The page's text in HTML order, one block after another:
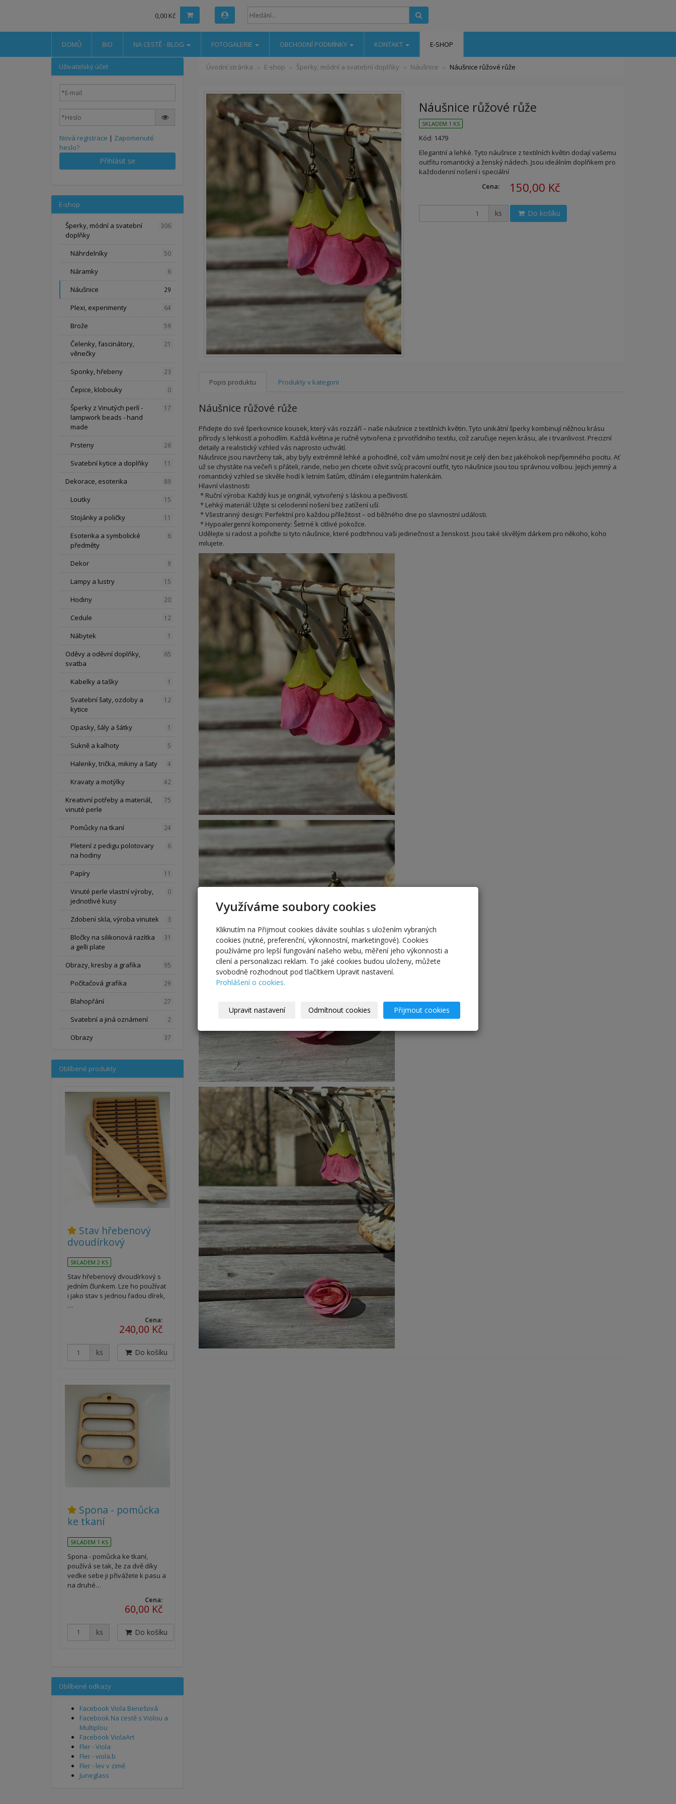
0,00 Kč
DOMŮ BIO NA CESTĚ - BLOG FOTOGALERIE OBCHODNÍ PODMÍNKY KONTAKT E-SHOP
Úvodní stránka E-shop Šperky, módní a svatební doplňky Náušnice Náušnice růžové růže
Náušnice růžové růže
SKLADEM 1 KS
Kód: 1479
Elegantní a lehké. Tyto náušnice z textilních květin dodají vašemu
outfitu romantický a ženský nádech. Jsou ideálním doplňkem pro
každodenní nošení i speciální
Cena:
150,00 Kč
ks Do košíku
Popis produktu Produkty v kategorii
Náušnice růžové růže
Přidejte do své šperkovnice kousek, který vás rozzáří – naše náušnice z textilních květin. Tyto unikátní šperky kombinují něžnou krásu
přírody s lehkostí a pohodlím. Každá květina je ručně vytvořena z prvotřídního textilu, což zaručuje nejen krásu, ale i trvanlivost. Precizní
detaily a realistický vzhled vás naprosto uchvátí.
Náušnice jsou navrženy tak, aby byly extrémně lehké a pohodlné, což vám umožní nosit je celý den bez jakéhokoli nepříjemného pocitu. Ať
už se chystáte na večeři s přáteli, rande, nebo jen chcete oživit svůj pracovní outfit, tyto náušnice jsou tou správnou volbou. Jejich jemný a
romantický vzhled se skvěle hodí k letním šatům, džínám i elegantním halenkám.
Hlavní vlastnosti:
* Ruční výroba: Každý kus je originál, vytvořený s láskou a pečlivostí.
* Lehký materiál: Užijte si celodenní nošení bez zatížení uší.
* Všestranný design: Perfektní pro každou příležitost – od běžného dne po slavnostní události.
* Hypoalergenní komponenty: Šetrné k citlivé pokožce.
Udělejte si radost a pořiďte si tyto náušnice, které podtrhnou vaši jedinečnost a ženskost. Jsou také skvělým dárkem pro někoho, koho
milujete.
Uživatelský účet
Nová registrace | Zapomenuté
heslo?
Přihlásit se
E-shop
Šperky, módní a svatební
doplňky
306
Náhrdelníky 50
Náramky 6
Náušnice 29
Plexi, experimenty 64
Brože 59
Čelenky, fascinátory,
věnečky
21
Sponky, hřebeny 23
Čepice, klobouky 0
Šperky z Vinutých perlí -
lampwork beads - hand
made
17
Prsteny 26
Svatební kytice a doplňky 11
Dekorace, esoterika 89
Loutky 15
Stojánky a poličky 11
Esoterika a symbolické
předměty
6
Dekor 9
Lampy a lustry 15
Hodiny 20
Cedule 12
Nábytek 1
Oděvy a oděvní doplňky,
svatba
65
Kabelky a tašky 1
Svatební šaty, ozdoby a
kytice
12
Opasky, šály a šátky 1
Sukně a kalhoty 5
Halenky, trička, mikiny a šaty 4
Kravaty a motýlky 42
Kreativní potřeby a materiál,
vinuté perle
75
Pomůcky na tkaní 24
Pletení z pedigu polotovary
na hodiny
6
Papíry 11
Vinuté perle vlastní výroby,
jednotlivé kusy
0
Zdobení skla, výroba vinutek 3
Bločky na silikonová razítka
a gelli plate
31
Obrazy, kresby a grafika 95
Počítačová grafika 29
Blahopřání 27
Svatební a jiná oznámení 2
Obrazy 37
Oblíbené produkty
Stav hřebenový
dvoudírkový
SKLADEM 2 KS
Stav hřebenový dvoudírkový s
jedním člunkem. Lze ho používat
i jako stav s jednou řadou dírek,
…
Cena:
240,00 Kč
ks Do košíku
Spona - pomůcka
ke tkaní
SKLADEM 1 KS
Spona - pomůcka ke tkaní,
používá se tak, že za dvě díky
vedke sebe ji přivážete k pasu a
na druhé…
Cena:
60,00 Kč
ks Do košíku
Oblíbené odkazy
Facebook Viola Benešová
Facebook Na cestě s Violou a
Multiplou
Facebook ViolaArt
Fler - Viola
Fler - viola.b
Fler - lev v zimě
Juneglass
Využíváme soubory cookies
Kliknutím na Přijmout cookies dáváte souhlas s uložením vybraných
cookies (nutné, preferenční, výkonnostní, marketingové). Cookies
používáme pro lepší fungování našeho webu, měření jeho výkonnosti a
cílení a personalizaci reklam. To jaké cookies budou uloženy, můžete
svobodně rozhodnout pod tlačítkem Upravit nastavení.
Prohlášení o cookies.
Upravit nastavení Odmítnout cookies Přijmout cookies